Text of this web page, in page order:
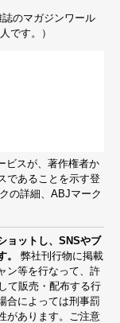
のマガジンワール
です。）
ビスが、著作権者か
であることを示す登
の詳細、ABJマーク
ョットし、SNSやブ
弊社刊行物に掲載
ン等を行なって、許
て販売・配布する行
合によっては刑事罰
があります。ご注意